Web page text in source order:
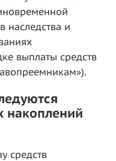
наследства и
выплаты средств
накоплений
средств